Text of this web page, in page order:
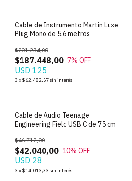
Cable de Instrumento Martin Luxe
Plug Mono de 5.6 metros
$187.448,00
$201.234,00
7% OFF
USD 125
3 x $62.482,67sin interés
Cable de Audio Teenage
Engineering Field USB C de 75 cm
$42.040,00
$46.712,00
10% OFF
USD 28
3 x $14.013,33 sin interés